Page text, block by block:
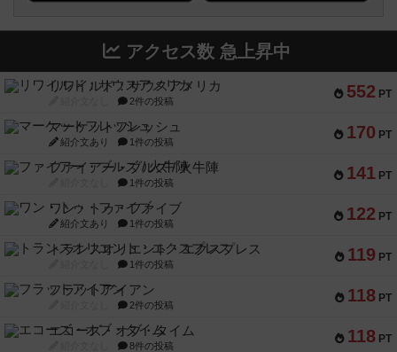
アクセス数 急上昇中
552 PT
リワイルド：サウスアメリカ
2件の投稿
170 PT
マーケットフレッシュ
紹介文あり 1件の投稿
141 PT
ファイアー・ブルズ / 火牛陣
1件の投稿
122 PT
ワン・トゥ・ファイブ
紹介文あり 1件の投稿
119 PT
トランスオリエント・エクスプレス
1件の投稿
118 PT
フラットアイアン
2件の投稿
118 PT
エコーズ・オブ・タイム
8件の投稿